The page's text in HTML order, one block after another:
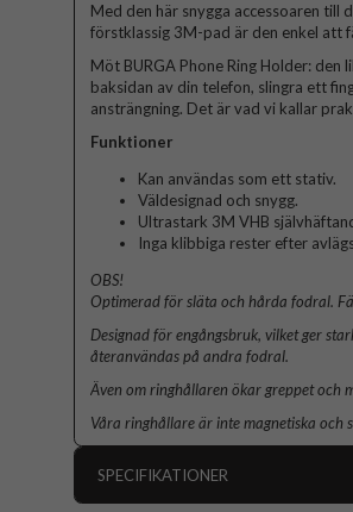
Med den här snygga accessoaren till
förstklassig 3M-pad är den enkel att
Möt BURGA Phone Ring Holder:
baksidan av din telefon, slingra ett
ansträngning. Det är vad vi kallar
Funktioner
Kan användas som ett stativ.
Väldesignad och snygg.
Ultrastark 3M VHB
Inga klibbiga rester efter
OBS!
Optimerad för släta och hårda fodral.
Designad för engångsbruk, vilket ger
återanvändas på andra fodral.
Även om ringhållaren ökar greppet och
Våra ringhållare är inte magnetiska och
SPECIFIKATIONER